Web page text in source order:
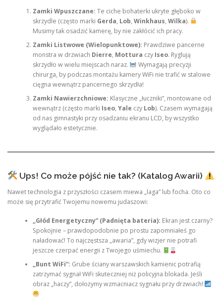
Zamki Wpuszczane: Te ciche bohaterki ukryte głęboko w
skrzydle (często marki Gerda, Lob, Winkhaus, Wilka).
Musimy tak osadzić kamerę, by nie zakłócić ich pracy.
Zamki Listwowe (Wielopunktowe): Prawdziwe pancerne
monstra w drzwiach Dierre, Mottura czy Iseo. Ryglują
skrzydło w wielu miejscach naraz.
Wymagają precyzji
chirurga, by podczas montażu kamery WiFi nie trafić w stalowe
cięgna wewnątrz pancernego skrzydła!
Zamki Nawierzchniowe: Klasyczne „łuczniki”, montowane od
wewnątrz (często marki Iseo, Yale czy Lob). Czasem wymagają
od nas gimnastyki przy osadzaniu ekranu LCD, by wszystko
wyglądało estetycznie.
Ups! Co może pójść nie tak? (Katalog Awarii)
Nawet technologia z przyszłości czasem miewa „laga” lub focha. Oto co
może się przytrafić Twojemu nowemu judaszowi:
„Głód Energetyczny” (Padnięta bateria): Ekran jest czarny?
Spokojnie – prawdopodobnie po prostu zapomniałeś go
naładować! To najczęstsza „awaria”, gdy wizjer nie potrafi
jeszcze czerpać energii z Twojego uśmiechu.
„Bunt WiFi”: Grube ściany warszawskich kamienic potrafią
zatrzymać sygnał WiFi skuteczniej niż policyjna blokada. Jeśli
obraz „haczy”, dołożymy wzmacniacz sygnału przy drzwiach!